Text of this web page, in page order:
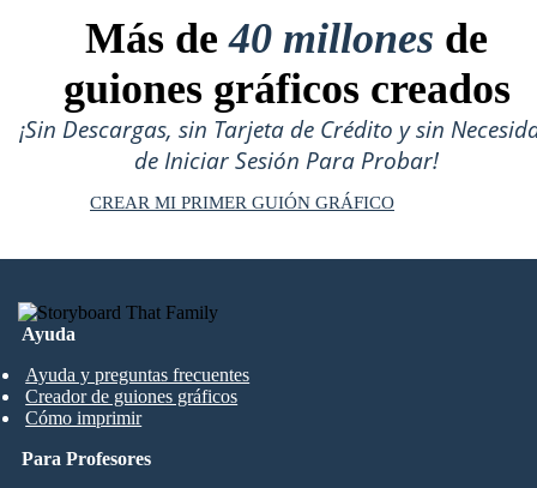
Más de40 millones de
guiones gráficos creados
¡Sin Descargas, sin Tarjeta de Crédito y sin
de Iniciar Sesión Para Probar!
CREAR MI PRIMER GUIÓN GRÁFICO
Ayuda
Ayuda y preguntas frecuentes
Creador de guiones gráficos
Cómo imprimir
Para Profesores